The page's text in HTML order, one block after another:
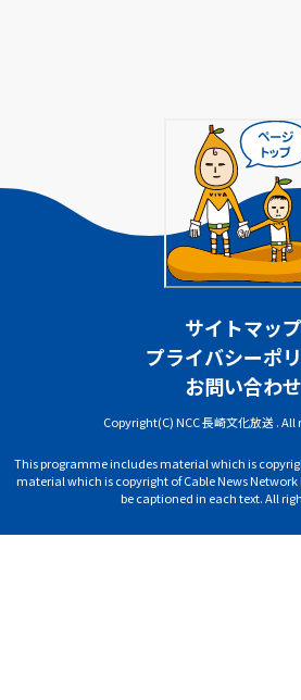
サイトマップ
プライバシーポ
お問い合わせ
Copyright(C) NCC 長崎文化放送 .
This programme includes material which is
material which is copyright of Cable News Network
be captioned in each text. All